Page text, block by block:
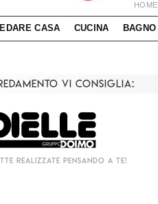
HOME
CASA CUCINA BAGNO
vi consiglia:
realizzate pensando a te!